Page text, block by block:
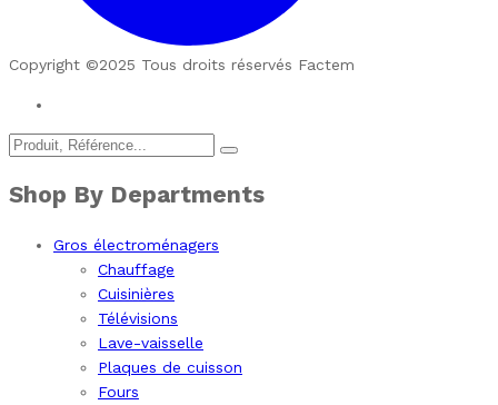
Copyright ©2025 Tous droits réservés Factem
Shop By Departments
Gros électroménagers
Chauffage
Cuisinières
Télévisions
Lave-vaisselle
Plaques de cuisson
Fours